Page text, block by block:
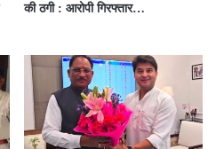
की ठगी : आरोपी गिरफ्तार…